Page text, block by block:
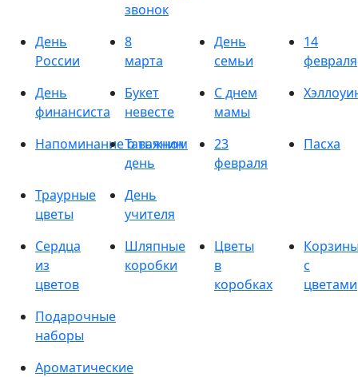
звонок
День
России
8
марта
День
семьи
14
февраля
День
финансиста
Букет
невесте
С днем
мамы
Напоминание о важном
Татьянин
день
23
февраля
Пасха
Траурные
цветы
День
учителя
Сердца
из
цветов
Шляпные
коробки
Цветы
в
коробках
с
цветами
Подарочные
наборы
Ароматические